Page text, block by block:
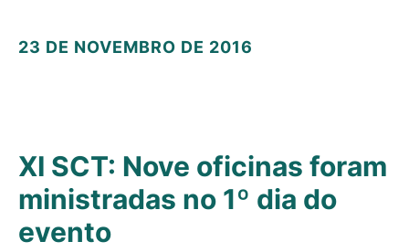
23 DE NOVEMBRO DE 2016
XI SCT: Nove oficinas foram
ministradas no 1º dia do
evento